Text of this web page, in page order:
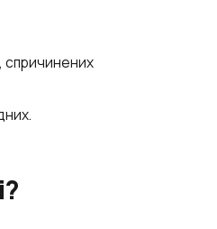
спричинених